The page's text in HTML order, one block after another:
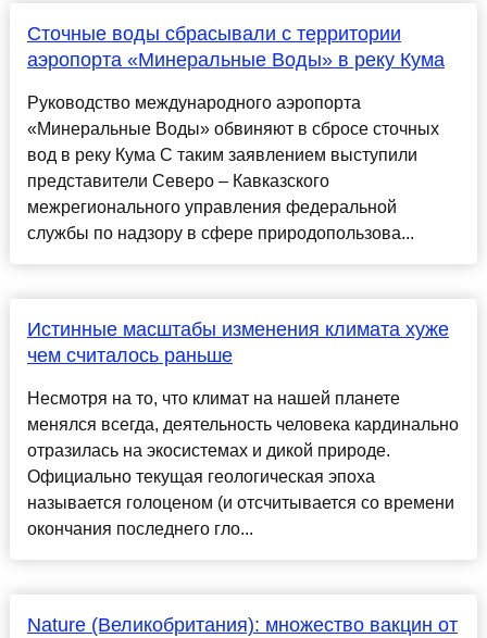
Сточные воды сбрасывали с территории
аэропорта «Минеральные Воды» в реку Кума
Руководство международного аэропорта
«Минеральные Воды» обвиняют в сбросе сточных
вод в реку Кума С таким заявлением выступили
представители Северо – Кавказского
межрегионального управления федеральной
службы по надзору в сфере природопользова...
Истинные масштабы изменения климата хуже
чем считалось раньше
Несмотря на то, что климат на нашей планете
менялся всегда, деятельность человека кардинально
отразилась на экосистемах и дикой природе.
Официально текущая геологическая эпоха
называется голоценом (и отсчитывается со времени
окончания последнего гло...
Nature (Великобритания): множество вакцин от